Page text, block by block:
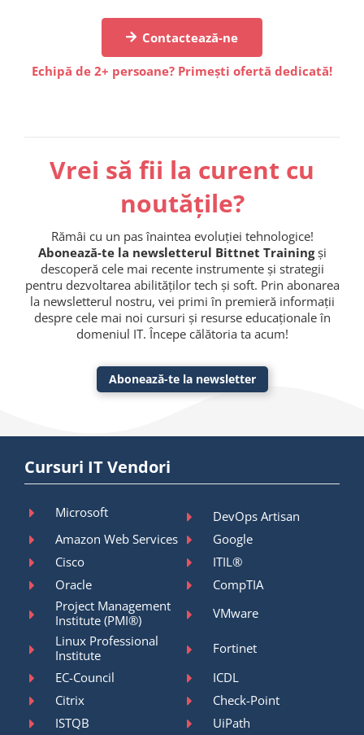
Contactează-ne
Echipă de 2+ persoane? Primești ofertă dedicată!
Vrei să fii la curent cu
noutățile?
Rămâi cu un pas înaintea evoluției tehnologice!
Abonează-te la newsletterul Bittnet Trainingși
descoperă cele mai recente instrumente și strategii
pentru dezvoltarea abilităților tech și soft. Prin abonarea
la newsletterul nostru, vei primi în premieră informații
despre cele mai noi cursuri și resurse educaționale în
domeniul IT. Începe călătoria ta acum!
Abonează-te la newsletter
Cursuri IT Vendori
Microsoft
DevOps Artisan
Amazon Web Services
Google
Cisco
ITIL®
Oracle
CompTIA
Project Management
Institute (PMI®)
VMware
Linux Professional
Institute
Fortinet
EC-Council
ICDL
Citrix
Check-Point
ISTQB
UiPath